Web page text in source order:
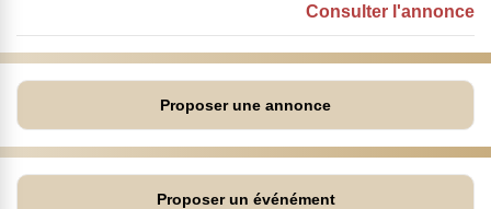
Consulter l'annonce
Proposer une annonce
Proposer un événément